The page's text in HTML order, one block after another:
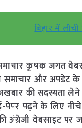
बिहार में
कृषक जगत
समाचार और अपडेट
की सदस्यता
पढ़ने के लिए
वेबसाइट पर